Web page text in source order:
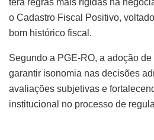
terá regras mais rígidas na
o Cadastro Fiscal Positivo,
bom histórico fiscal.
Segundo a PGE-RO, a adoção
garantir isonomia nas decisões
avaliações subjetivas e
institucional no processo de